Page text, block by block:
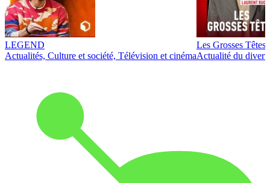
LEGEND
Actualités, Culture et société, Télévision et cinéma
Les Grosses Têtes
Actualité du